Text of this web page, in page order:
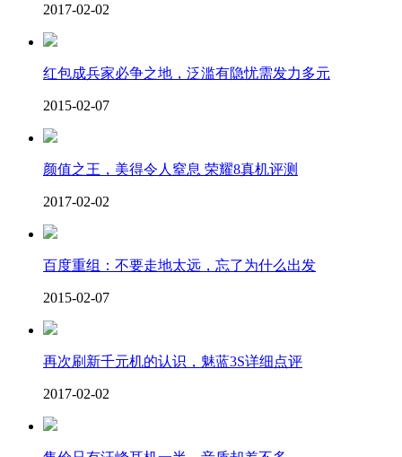
2017-02-02
红包成兵家必争之地，泛滥有隐忧需发力多元
2015-02-07
颜值之王，美得令人窒息 荣耀8真机评测
2017-02-02
百度重组：不要走地太远，忘了为什么出发
2015-02-07
再次刷新千元机的认识，魅蓝3S详细点评
2017-02-02